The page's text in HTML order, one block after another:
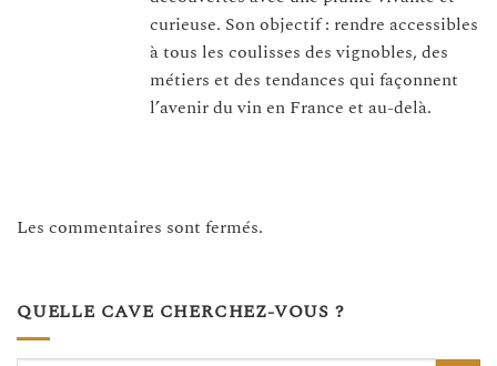
curieuse. Son objectif : rendre accessibles
à tous les coulisses des vignobles, des
métiers et des tendances qui façonnent
l’avenir du vin en France et au-delà.
Les commentaires sont fermés.
QUELLE CAVE CHERCHEZ-VOUS ?